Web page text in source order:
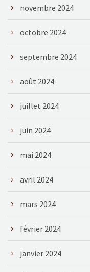
novembre 2024
octobre 2024
septembre 2024
août 2024
juillet 2024
juin 2024
mai 2024
avril 2024
mars 2024
février 2024
janvier 2024